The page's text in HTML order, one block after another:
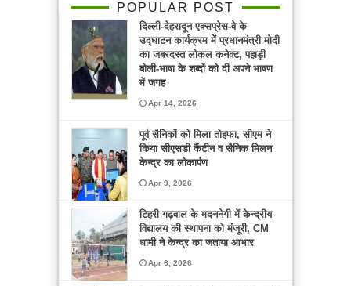
साप्ताहिक
राशिफल
कार्ड
नंदिता
POPULAR POST
दिल्ली-देहरादून एक्सप्रेस-वे के
उद्घाटन कार्यक्रम में प्रधानमंत्री मोदी
का जबरदस्त लोकल कनेक्ट, पहाड़ी
बोली-भाषा के शब्दों को दी अपने भाषण
में जगह
Apr 14, 2026
पूर्व सैनिकों को मिला तोहफा, सीएम ने
किया सीएसडी कैंटीन व सैनिक मिलन
केन्द्र का लोकार्पण
Apr 9, 2026
टिहरी गढ़वाल के मदननेगी में केन्द्रीय
विद्यालय की स्थापना को मंजूरी, CM
धामी ने केन्द्र का जताया आभार
Apr 6, 2026